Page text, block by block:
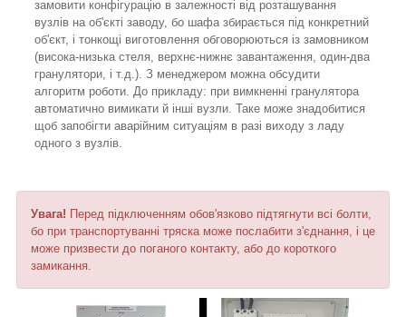
замовити конфігурацію в залежності від розташування
вузлів на об'єкті заводу, бо шафа збирається під конкретний
об'єкт, і тонкощі виготовлення обговорюються із замовником
(висока-низька стеля, верхнє-нижнє завантаження, один-два
гранулятори, і т.д.). З менеджером можна обсудити
алгоритм роботи. До прикладу: при вимкненні гранулятора
автоматично вимикати й інші вузли. Таке може знадобитися
щоб запобігти аварійним ситуаціям в разі виходу з ладу
одного з вузлів.
Увага! Перед підключенням обов'язково підтягнути всі болти,
бо при транспортуванні тряска може послабити з'єднання, і це
може призвести до поганого контакту, або до короткого
замикання.